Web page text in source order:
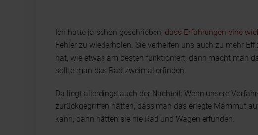
Ich hatte ja schon geschrieben, dass Erfahrungen eine
Fehler zu wiederholen. Sie verhelfen uns auch zu mehr
hat, wie etwas am besten funktioniert, dann macht man
sollte man das Rad zweimal erfinden.
Da liegt allerdings auch der Nachteil: Wenn unsere
zurückgegriffen hätten, dass man das erlegte Mammut
kann, dann hätten sie nie Rad und Wagen erfunden.